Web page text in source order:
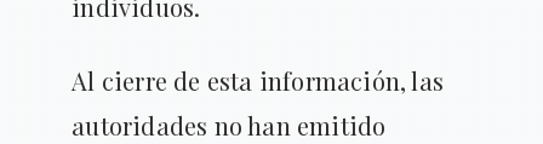
individuos.
Al cierre de esta información, las
autoridades no han emitido